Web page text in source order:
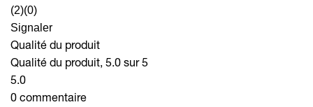
(2)(0)
Signaler
Qualité du produit
Qualité du produit, 5.0 sur 5
5.0
0 commentaire